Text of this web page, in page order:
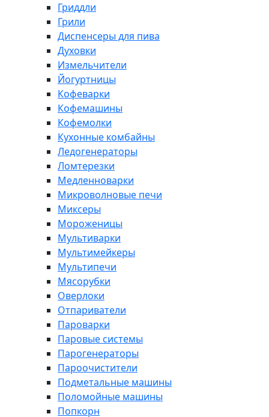
Гриддли
Грили
Диспенсеры для пива
Духовки
Измельчители
Йогуртницы
Кофеварки
Кофемашины
Кофемолки
Кухонные комбайны
Ледогенераторы
Ломтерезки
Медленноварки
Микроволновые печи
Миксеры
Мороженицы
Мультиварки
Мультимейкеры
Мультипечи
Мясорубки
Оверлоки
Отпариватели
Пароварки
Паровые системы
Парогенераторы
Пароочистители
Подметальные машины
Поломойные машины
Попкорн